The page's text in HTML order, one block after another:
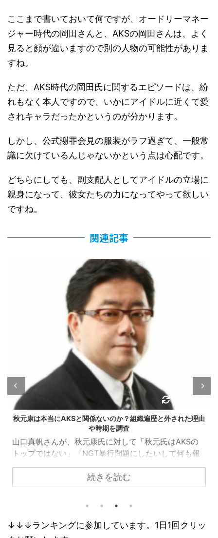
ここまで書いておいて何ですが、オードリーマネー
ジャー時代の岡田さんと、AKSの岡田さんは、よく
見ると顔が違いますので別の人物の可能性がありま
すね。
ただ、AKS時代の岡田氏に関するエピソードは、紛
れもなく本人ですので、いかにアイドルに近くて愛
されキャラだったかというのが分かります。
しかし、公式謝罪会見の服装がラフ過ぎて、一般常
識に欠けているんじゃないかという点は心配です。
どちらにしても、副支配人としてアイドルの立場に
親身になって、彼女たちの力になってやって欲しい
ですね。
関連記事
2020/4/6
NGT48新支配人の早川麻依子の経歴が凄い！東大出身で電通
に勤めてた？
ＮＧＴ４８の山口真帆暴行事件において、旧今村支配
人が更迭され、その座には新支配人である「早川麻依
子」氏が就任しました。 しかし、就任してから数か月
経つのに、経歴や詳細は未だに分からないままです。
暴行事件に関しても、直接的な判断を下しているの
こないです。 一体、早川麻依子氏の素顔とはどんな感
じなんでしょうか？ できうる限りの情報を集めてきま
続きを読む
↓↓↓ランキングに参加しています。1日1回クリッ